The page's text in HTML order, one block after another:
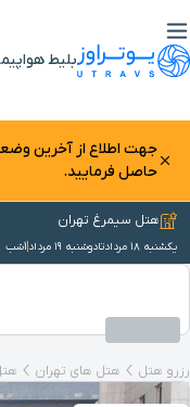
بلیط
حاصل فرمایید.
هتل سیمرغ تهران
یکشنبه ۱۸ مرداد تادوشنبه ۱۹ مرداد 1شب
رزرو هتل هتل های تهران